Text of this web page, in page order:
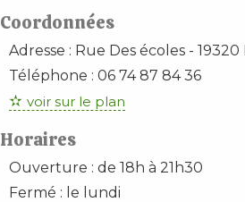
Coordonnées
Adresse : Rue Des écoles- 19320
Téléphone : 06 74 87 84 36
voir sur le plan
Horaires
Ouverture : de 18h à 21h30
Fermé : le lundi